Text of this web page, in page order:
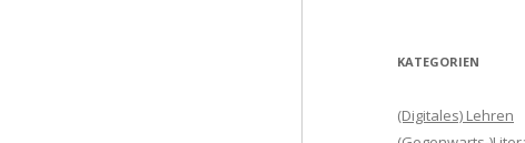
KATEGORIEN
(Digitales) Lehren